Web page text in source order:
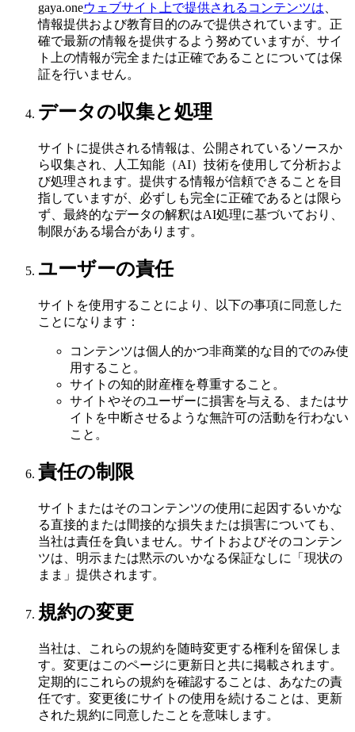
gaya.oneウェブサイト上で提供されるコンテンツは
情報提供および教育目的のみで提供されています。正
確で最新の情報を提供するよう努めていますが、サイ
ト上の情報が完全または正確であることについては保
証を行いません。
データの収集と処理
サイトに提供される情報は、公開されているソースか
ら収集され、人工知能（AI）技術を使用して分析およ
び処理されます。提供する情報が信頼できることを目
指していますが、必ずしも完全に正確であるとは限ら
ず、最終的なデータの解釈はAI処理に基づいており、
制限がある場合があります。
ユーザーの責任
サイトを使用することにより、以下の事項に同意した
ことになります：
コンテンツは個人的かつ非商業的な目的でのみ使
用すること。
サイトの知的財産権を尊重すること。
サイトやそのユーザーに損害を与える、またはサ
イトを中断させるような無許可の活動を行わない
こと。
責任の制限
サイトまたはそのコンテンツの使用に起因するいかな
る直接的または間接的な損失または損害についても、
当社は責任を負いません。サイトおよびそのコンテン
ツは、明示または黙示のいかなる保証なしに「現状の
まま」提供されます。
規約の変更
当社は、これらの規約を随時変更する権利を留保しま
す。変更はこのページに更新日と共に掲載されます。
定期的にこれらの規約を確認することは、あなたの責
任です。変更後にサイトの使用を続けることは、更新
された規約に同意したことを意味します。